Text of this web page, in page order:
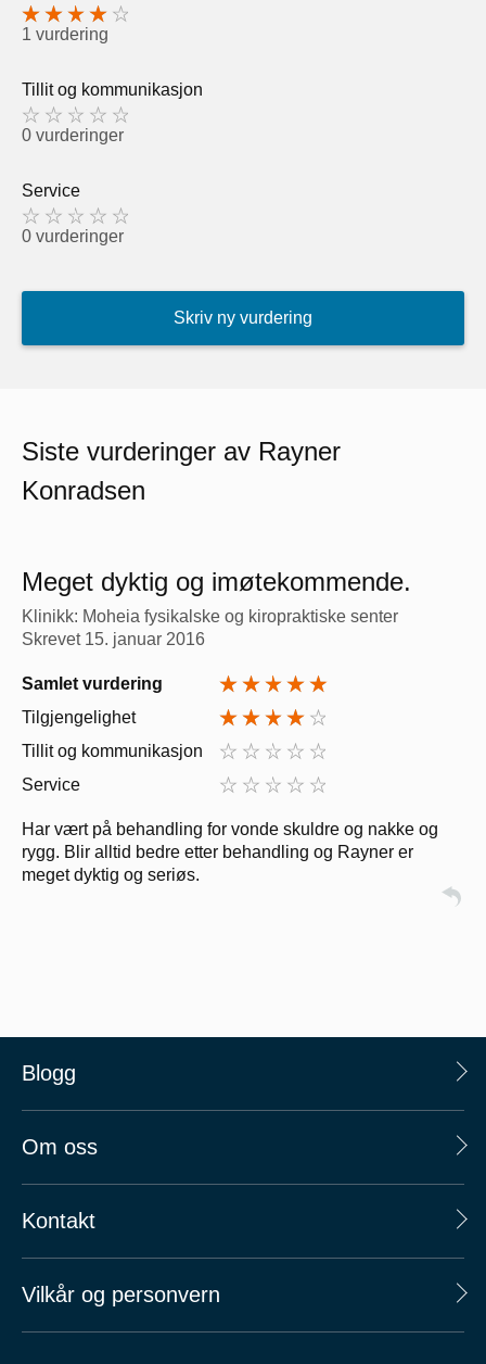
1 vurdering
Tillit og kommunikasjon
0 vurderinger
Service
0 vurderinger
Skriv ny vurdering
Siste vurderinger av Rayner
Konradsen
Meget dyktig og imøtekommende.
Klinikk: Moheia fysikalske og kiropraktiske senter
Skrevet 15. januar 2016
Samlet vurdering
Tilgjengelighet
Tillit og kommunikasjon
Service
Har vært på behandling for vonde skuldre og nakke og
rygg. Blir alltid bedre etter behandling og Rayner er
meget dyktig og seriøs.
Blogg
Om oss
Kontakt
Vilkår og personvern